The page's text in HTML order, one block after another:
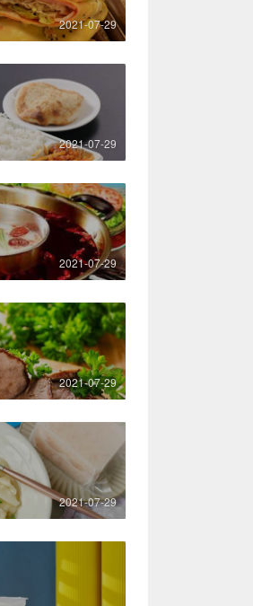
2021-07-29
2021-07-29
2021-07-29
2021-07-29
2021-07-29